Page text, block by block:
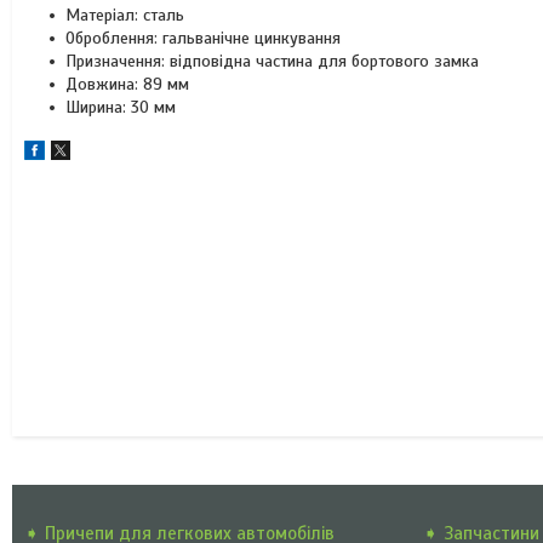
Матеріал: сталь
Оброблення: гальванічне цинкування
Призначення: відповідна частина для бортового замка
Довжина: 89 мм
Ширина: 30 мм
➧ Причепи для легкових автомобілів ➧ Запчастини